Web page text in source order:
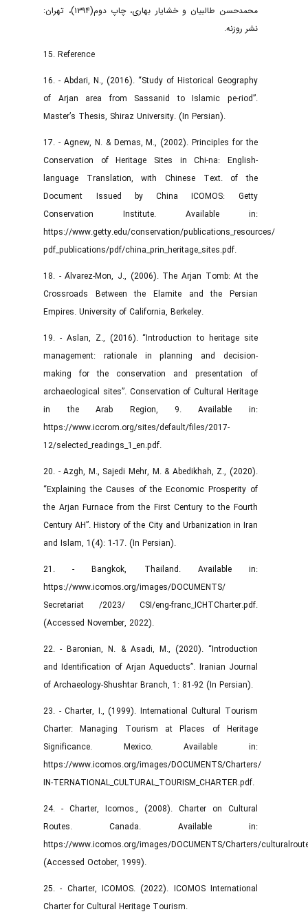
محمدحسن طالبیان و خشایار بهاری، چاپ دوم(۱۳۹۴)، تهران:
نشر روزنه.
15. Reference
16. - Abdari, N., (2016). “Study of Historical Geography
of Arjan area from Sassanid to Islamic pe-riod”.
Master’s Thesis, Shiraz University. (In Persian).
17. - Agnew, N. & Demas, M., (2002). Principles for the
Conservation of Heritage Sites in Chi-na: English-
language Translation, with Chinese Text. of the
Document Issued by China ICOMOS: Getty
Conservation Institute. Available in:
https://www.getty.edu/conservation/publications_resources/
pdf_publications/pdf/china_prin_heritage_sites.pdf.
18. - Álvarez-Mon, J., (2006). The Arjan Tomb: At the
Crossroads Between the Elamite and the Persian
Empires. University of California, Berkeley.
19. - Aslan, Z., (2016). “Introduction to heritage site
management: rationale in planning and decision-
making for the conservation and presentation of
archaeological sites”. Conservation of Cultural Heritage
in the Arab Region, 9. Available in:
https://www.iccrom.org/sites/default/files/2017-
12/selected_readings_1_en.pdf.
20. - Azgh, M., Sajedi Mehr, M. & Abedikhah, Z., (2020).
“Explaining the Causes of the Economic Prosperity of
the Arjan Furnace from the First Century to the Fourth
Century AH”. History of the City and Urbanization in Iran
and Islam, 1(4): 1-17. (In Persian).
21. - Bangkok, Thailand. Available in:
https://www.icomos.org/images/DOCUMENTS/
Secretariat /2023/ CSI/eng-franc_ICHTCharter.pdf.
(Accessed November, 2022).
22. - Baronian, N. & Asadi, M., (2020). “Introduction
and Identification of Arjan Aqueducts”. Iranian Journal
of Archaeology-Shushtar Branch, 1: 81-92 (In Persian).
23. - Charter, I., (1999). International Cultural Tourism
Charter: Managing Tourism at Places of Heritage
Significance. Mexico. Available in:
https://www.icomos.org/images/DOCUMENTS/Charters/
IN-TERNATIONAL_CULTURAL_TOURISM_CHARTER.pdf.
24. - Charter, Icomos., (2008). Charter on Cultural
Routes. Canada. Available in:
https://www.icomos.org/images/DOCUMENTS/Charters/
(Accessed October, 1999).
25. - Charter, ICOMOS. (2022). ICOMOS International
Charter for Cultural Heritage Tourism.